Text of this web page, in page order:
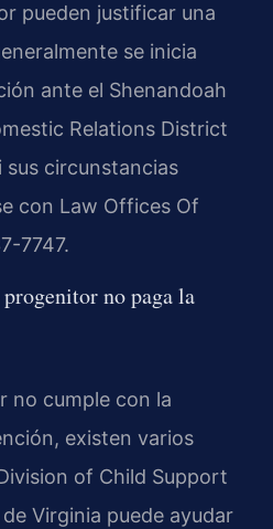
pueden justificar una
se inicia
ante el Shenandoah
Relations District
sus circunstancias
con Law Offices Of
7747.
no paga la
no cumple con la
existen varios
of Child Support
Virginia puede ayudar